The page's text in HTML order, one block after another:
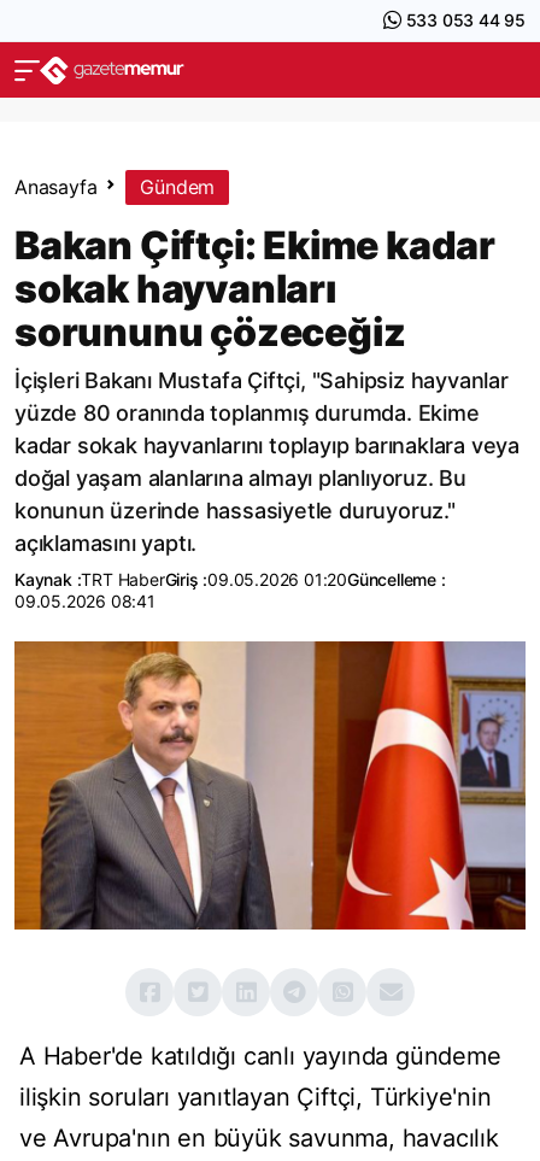
533 053 44 95
Anasayfa Gündem
Bakan Çiftçi: Ekime kadar
sokak hayvanları
sorununu çözeceğiz
İçişleri Bakanı Mustafa Çiftçi, "Sahipsiz hayvanlar
yüzde 80 oranında toplanmış durumda. Ekime
kadar sokak hayvanlarını toplayıp barınaklara veya
doğal yaşam alanlarına almayı planlıyoruz. Bu
konunun üzerinde hassasiyetle duruyoruz."
açıklamasını yaptı.
Kaynak :TRT HaberGiriş :09.05.2026 01:20Güncelleme :
09.05.2026 08:41
A Haber'de katıldığı canlı yayında gündeme
ilişkin soruları yanıtlayan Çiftçi, Türkiye'nin
ve Avrupa'nın en büyük savunma, havacılık